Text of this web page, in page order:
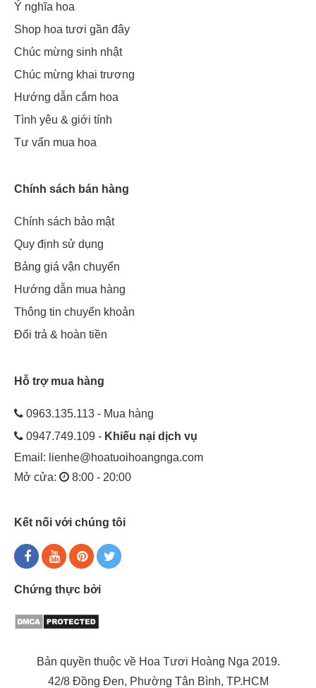
Ý nghĩa hoa
Shop hoa tươi gần đây
Chúc mừng sinh nhật
Chúc mừng khai trương
Hướng dẫn cắm hoa
Tình yêu & giới tính
Tư vấn mua hoa
Chính sách bán hàng
Chính sách bảo mật
Quy định sử dụng
Bảng giá vận chuyển
Hướng dẫn mua hàng
Thông tin chuyển khoản
Đổi trả & hoàn tiền
Hỗ trợ mua hàng
0963.135.113 - Mua hàng
0947.749.109 - Khiếu nại dịch vụ
Email: lienhe@hoatuoihoangnga.com
Mở cửa:
8:00 - 20:00
Kết nối với chúng tôi
Chứng thực bởi
Bản quyền thuộc về Hoa Tươi Hoàng Nga 2019.
42/8 Đồng Đen, Phường Tân Bình, TP.HCM